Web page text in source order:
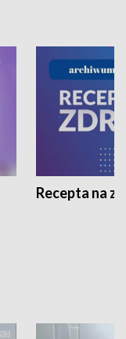
Recepta na